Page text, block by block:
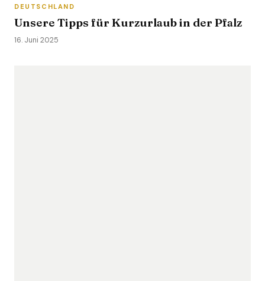
DEUTSCHLAND
Unsere Tipps für Kurzurlaub in der Pfalz
16. Juni 2025